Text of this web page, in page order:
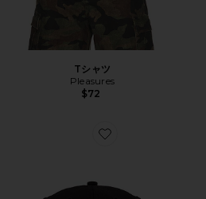
Tシャツ
Pleasures
$72
Favorite CLAWS ハット